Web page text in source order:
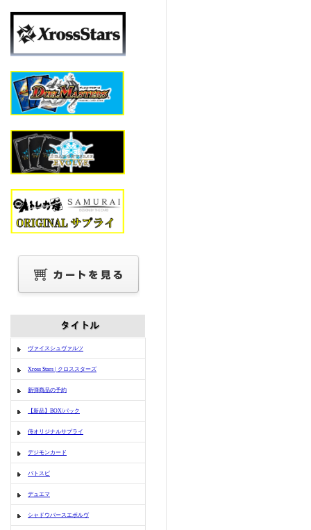
ヴァイスシュヴァルツ
Xross Stars | クロススターズ
新弾商品の予約
【新品】BOX/パック
侍オリジナルサプライ
デジモンカード
バトスピ
デュエマ
シャドウバースエボルヴ